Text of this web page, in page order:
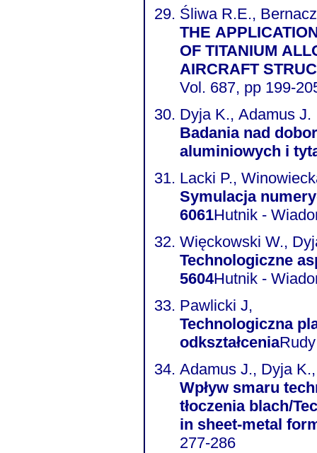
Śliwa R.E.,
THE
OF TITANIUM ALLOY POWDER IN FABRICATING
AIRCRAFT
Vol. 687, pp 199-
Dyja K., Adamus J.
Badania nad
aluminiowych i
Lacki P.,
Symulacja
6061Hutnik -
Więckowski W.,
Technologiczne
5604Hutnik -
Pawlicki J,
Technologiczna
odkształcenia
Adamus J., Dyja
Wpływ smaru
tłoczenia blach/
in sheet-metal
277-286